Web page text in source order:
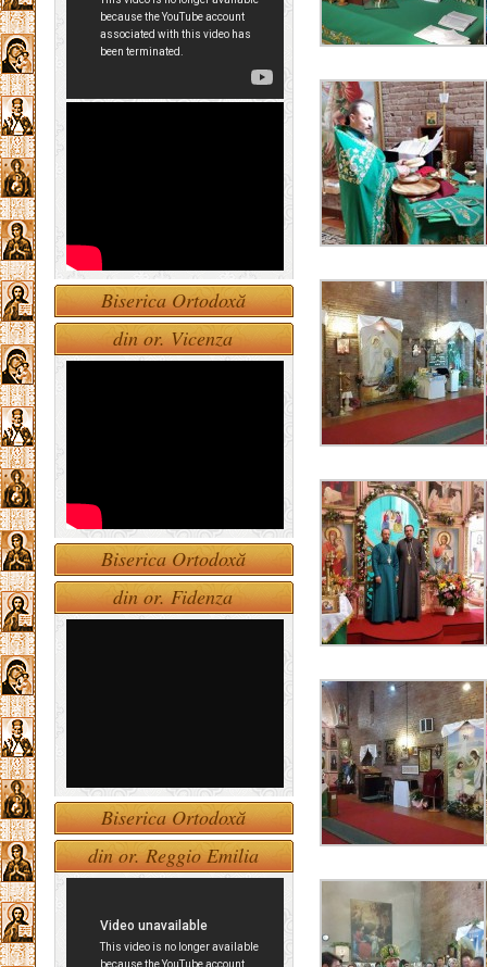
Biserica Ortodoxă
din or. Vicenza
Biserica Ortodoxă
din or. Fidenza
Biserica Ortodoxă
din or. Reggio Emilia